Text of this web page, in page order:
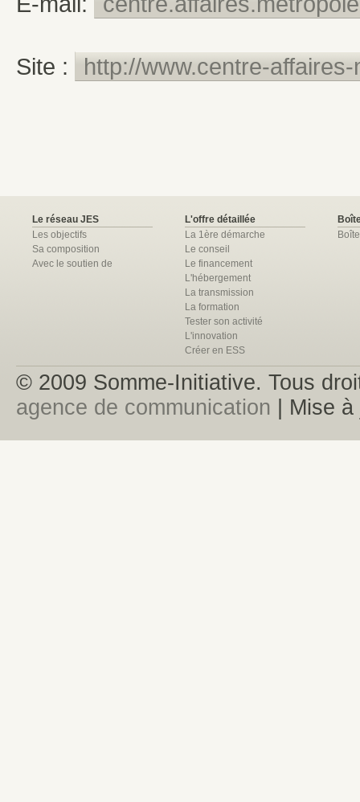
Site : http://www.centre-
Le réseau JES
Les objectifs
Sa composition
Avec le soutien de
L'offre détaillée
La 1ère démarche
Le conseil
Le financement
L'hébergement
La transmission
La formation
Tester son activité
L'innovation
Créer en ESS
© 2009 Somme-Initiative. Tous
agence de communication | Mise